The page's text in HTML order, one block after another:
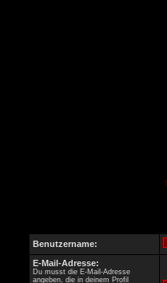
Benutzername:
E-Mail-Adresse:
Du musst die E-Mail-Adresse
angeben, die in deinem Profil